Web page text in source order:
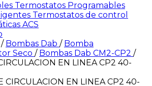
Termostatos Programables
Termostatos de control
ACS
/ Bombas Dab / Bomba
Seco / Bombas Dab CM2-CP2 /
EN LINEA CP2 40-